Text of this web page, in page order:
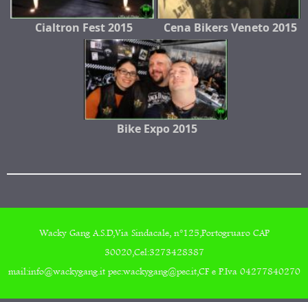
Cialtron Fest 2015 Cena Bikers Veneto 2015
Bike Expo 2015
Wacky Gang A.S.D,Via Sindacale, n°125,Portogruaro CAP
30020,Cel:3273428387
mail:info@wackygang.it pec:wackygang@pec.it,CF e P.Iva 04277840270